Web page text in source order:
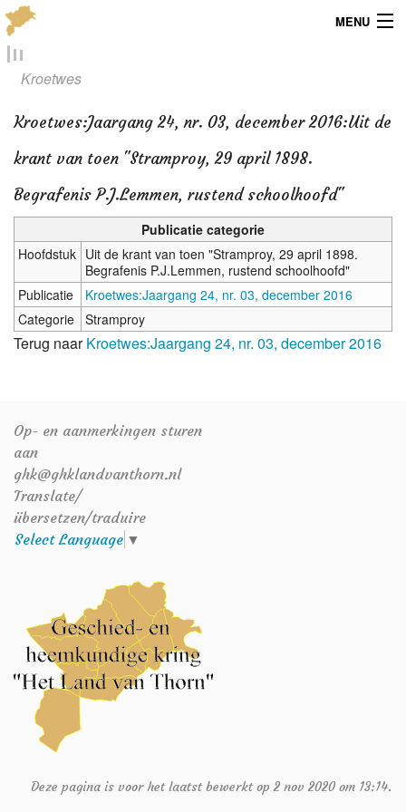
MENU
Menu
Dialect
Locaties
Verenigingsinfo
Kroetwes
Kroetwes:Jaargang 24, nr. 03, december 2016:Uit de
krant van toen "Stramproy, 29 april 1898.
Begrafenis P.J.Lemmen, rustend schoolhoofd"
Publicatie categorie
Hoofdstuk Uit de krant van toen "Stramproy, 29 april 1898.
Begrafenis P.J.Lemmen, rustend schoolhoofd"
Publicatie
Kroetwes:Jaargang 24, nr. 03, december 2016
Categorie
Stramproy
Terug naarKroetwes:Jaargang 24, nr. 03, december 2016
Op- en aanmerkingen sturen
aan
ghk@ghklandvanthorn.nl
Translate/
übersetzen/traduire
Select Language ▼
Deze pagina is voor het laatst bewerkt op 2 nov 2020 om 13:14.